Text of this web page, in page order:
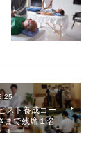
スト養成コー
まで残席１名
！